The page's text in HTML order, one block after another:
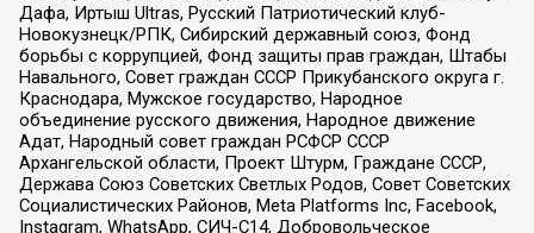
Дафа, Иртыш Ultras, Русский Патриотический клуб-
Новокузнецк/РПК, Сибирский державный союз, Фонд
борьбы с коррупцией, Фонд защиты прав граждан, Штабы
Навального, Совет граждан СССР Прикубанского округа г.
Краснодара, Мужское государство, Народное
объединение русского движения, Народное движение
Адат, Народный совет граждан РСФСР СССР
Архангельской области, Проект Штурм, Граждане СССР,
Держава Союз Советских Светлых Родов, Совет Советских
Социалистических Районов, Meta Platforms Inc, Facebook,
Instagram, WhatsApp, СИЧ-С14, Добровольческое